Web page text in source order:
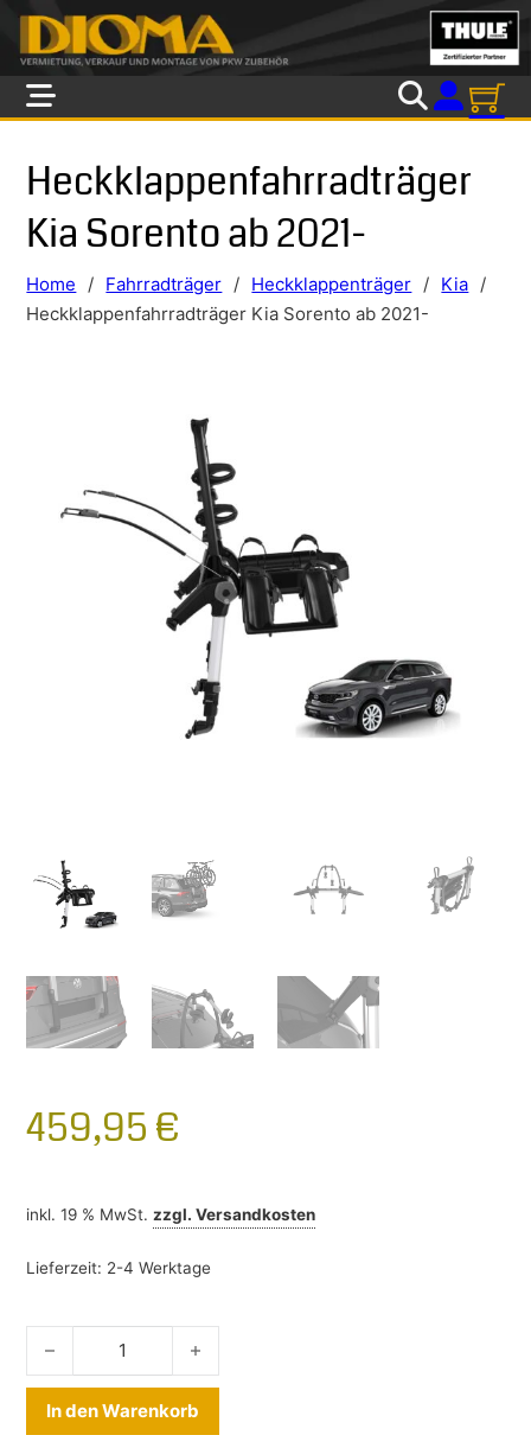
Skip to main content
Skip to footer
Heckklappenfahrradträger
Kia Sorento ab 2021-
Home / Fahrradträger / Heckklappenträger / Kia /
Heckklappenfahrradträger Kia Sorento ab 2021-
459,95 €
inkl. 19 % MwSt. zzgl.Versandkosten
Lieferzeit: 2-4 Werktage
Heckklappenfahrradträger Kia Sorento ab 2021- Menge
In den Warenkorb